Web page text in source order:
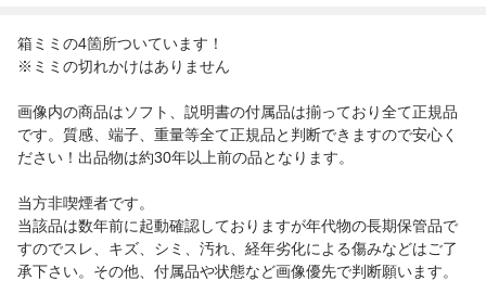
箱ミミの4箇所ついています！
※ミミの切れかけはありません
画像内の商品はソフト、説明書の付属品は揃っており全て正規品
です。質感、端子、重量等全て正規品と判断できますので安心く
ださい！出品物は約30年以上前の品となります。
当方非喫煙者です。
当該品は数年前に起動確認しておりますが年代物の長期保管品で
すのでスレ、キズ、シミ、汚れ、経年劣化による傷みなどはご了
承下さい。その他、付属品や状態など画像優先で判断願います。